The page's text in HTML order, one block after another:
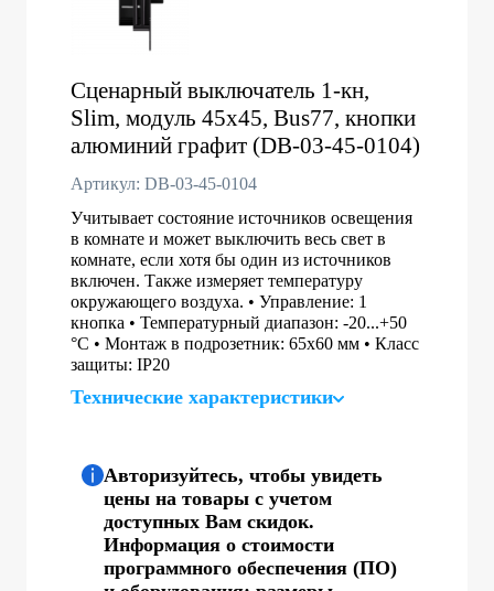
Сценарный выключатель 1-кн,
Slim, модуль 45х45, Bus77, кнопки
алюминий графит (DB-03-45-0104)
Артикул: DB-03-45-0104
Учитывает состояние источников освещения
в комнате и может выключить весь свет в
комнате, если хотя бы один из источников
включен. Также измеряет температуру
окружающего воздуха. • Управление: 1
кнопка • Температурный диапазон: -20...+50
°C • Монтаж в подрозетник: 65x60 мм • Класс
защиты: IP20
Технические характеристики
Авторизуйтесь, чтобы увидеть
цены на товары с учетом
доступных Вам скидок.
Информация о стоимости
программного обеспечения (ПО)